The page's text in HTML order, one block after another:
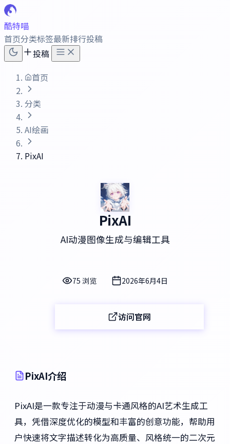
酷特喵
首页分类标签最新排行投稿
投稿
首页
分类
AI绘画
PixAI
PixAI
AI动漫图像生成与编辑工具
75 浏览 2026年6月4日
访问官网
PixAI介绍
PixAI是一款专注于动漫与卡通风格的AI艺术生成工
具，凭借深度优化的模型和丰富的创意功能，帮助用
户快速将文字描述转化为高质量、风格统一的二次元